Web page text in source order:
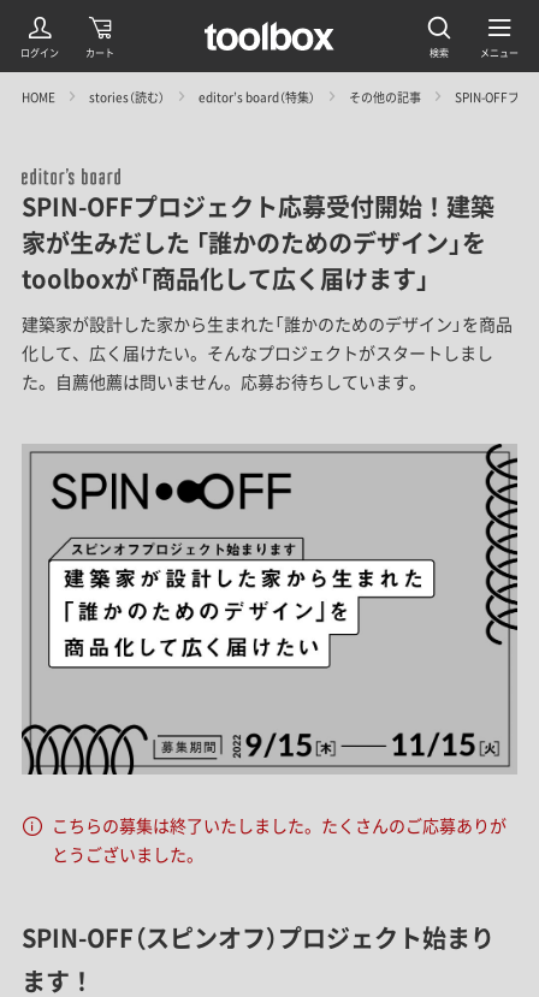
HOME stories（読む） editor’s board（特集） その他の記事 SPIN-OFFプロ
SPIN-OFFプロジェクト応募受付開始！建築
家が生みだした 「誰かのためのデザイン」を
toolboxが「商品化して広く届けます」
建築家が設計した家から生まれた「誰かのためのデザイン」を商品
化して、広く届けたい。そんなプロジェクトがスタートしまし
た。自薦他薦は問いません。応募お待ちしています。
こちらの募集は終了いたしました。たくさんのご応募ありが
とうございました。
SPIN-OFF（スピンオフ）プロジェクト始まり
ます！